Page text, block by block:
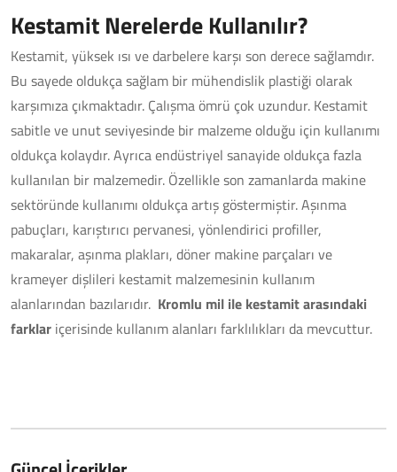
Kestamit Nerelerde Kullanılır?
Kestamit, yüksek ısı ve darbelere karşı son derece sağlamdır.
Bu sayede oldukça sağlam bir mühendislik plastiği olarak
karşımıza çıkmaktadır. Çalışma ömrü çok uzundur. Kestamit
sabitle ve unut seviyesinde bir malzeme olduğu için kullanımı
oldukça kolaydır. Ayrıca endüstriyel sanayide oldukça fazla
kullanılan bir malzemedir. Özellikle son zamanlarda makine
sektöründe kullanımı oldukça artış göstermiştir. Aşınma
pabuçları, karıştırıcı pervanesi, yönlendirici profiller,
makaralar, aşınma plakları, döner makine parçaları ve
krameyer dişlileri kestamit malzemesinin kullanım
alanlarından bazılarıdır. Kromlu mil ile kestamit arasındaki
farklar içerisinde kullanım alanları farklılıkları da mevcuttur.